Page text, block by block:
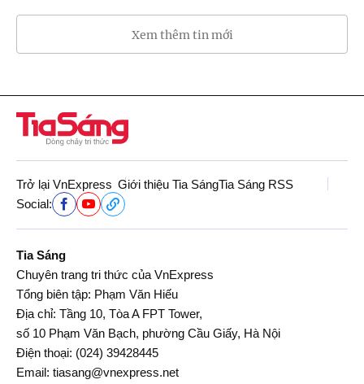
Xem thêm tin mới
Trở lại VnExpress Giới thiệu Tia SángTia Sáng RSS
Social:
Tia Sáng
Chuyên trang tri thức của VnExpress
Tổng biên tập: Phạm Văn Hiếu
Địa chỉ: Tầng 10, Tòa A FPT Tower,
số 10 Phạm Văn Bạch, phường Cầu Giấy, Hà Nội
Điện thoại: (024) 39428445
Email: tiasang@vnexpress.net